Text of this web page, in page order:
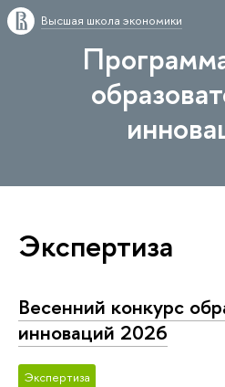
Высшая школа экономики
Экспертиза
Весенний конкурс
инноваций 2026
Экспертиза